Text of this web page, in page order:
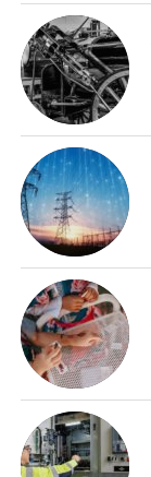
– folytatta a
A Sóstó
eredménye,
valósult meg.
ország
projekteket, ha
fordít rá.
További friss
Csatlakozzon